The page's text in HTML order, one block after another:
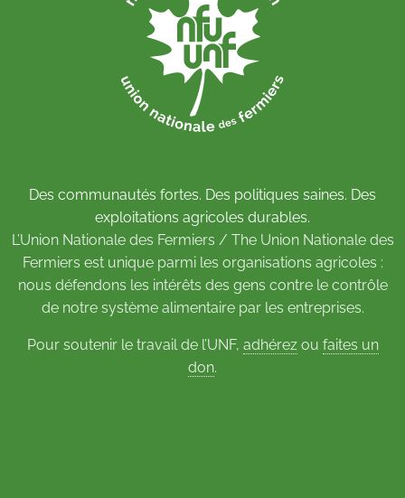
Des communautés fortes. Des politiques saines. Des
exploitations agricoles durables.
L’Union Nationale des Fermiers / The Union Nationale des
Fermiers est unique parmi les organisations agricoles :
nous défendons les intérêts des gens contre le contrôle
de notre système alimentaire par les entreprises.
Pour soutenir le travail de l’UNF, adhérezou faites un
don.